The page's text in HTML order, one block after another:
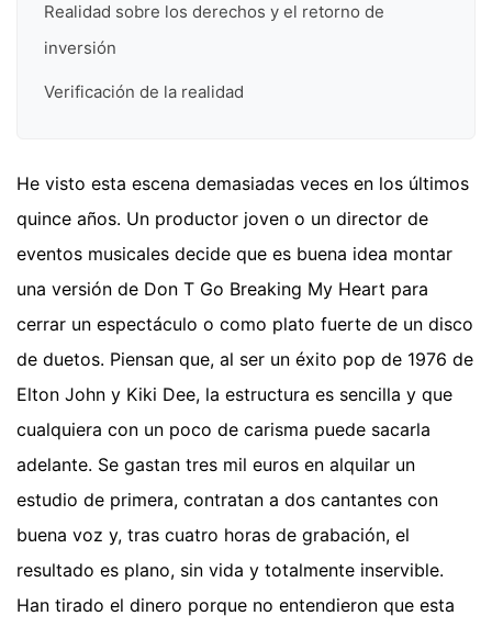
Realidad sobre los derechos y el retorno de
inversión
Verificación de la realidad
He visto esta escena demasiadas veces en los últimos
quince años. Un productor joven o un director de
eventos musicales decide que es buena idea montar
una versión de Don T Go Breaking My Heart para
cerrar un espectáculo o como plato fuerte de un disco
de duetos. Piensan que, al ser un éxito pop de 1976 de
Elton John y Kiki Dee, la estructura es sencilla y que
cualquiera con un poco de carisma puede sacarla
adelante. Se gastan tres mil euros en alquilar un
estudio de primera, contratan a dos cantantes con
buena voz y, tras cuatro horas de grabación, el
resultado es plano, sin vida y totalmente inservible.
Han tirado el dinero porque no entendieron que esta